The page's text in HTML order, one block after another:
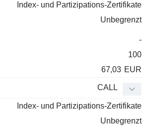
Index- und Partizipations-Zertifikate
Unbegrenzt
-
100
67,03 EUR
CALL
Index- und Partizipations-Zertifikate
Unbegrenzt